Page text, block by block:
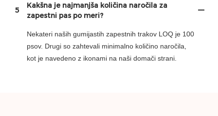
5
Kakšna je najmanjša količina naročila za
zapestni pas po meri?
Nekateri naših gumijastih zapestnih trakov LOQ je 100
psov. Drugi so zahtevali minimalno količino naročila,
kot je navedeno z ikonami na naši domači strani.